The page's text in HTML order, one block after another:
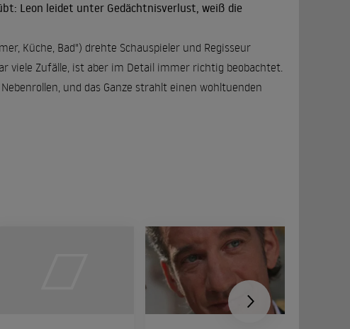
Leon leidet unter Gedächtnisverlust, weiß die
Küche, Bad") drehte Schauspieler und Regisseur
viele Zufälle, ist aber im Detail immer richtig beobachtet.
und das Ganze strahlt einen wohltuenden